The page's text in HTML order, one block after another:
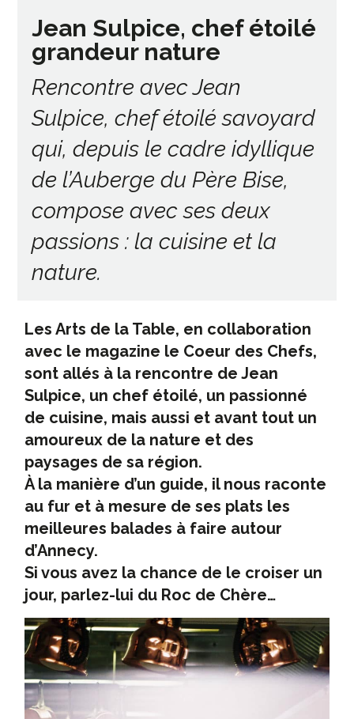
Jean Sulpice, chef étoilé
grandeur nature
Rencontre avec Jean
Sulpice, chef étoilé savoyard
qui, depuis le cadre idyllique
de l’Auberge du Père Bise,
compose avec ses deux
passions : la cuisine et la
nature.
Les Arts de la Table, en collaboration
avec le magazine le Coeur des Chefs,
sont allés à la rencontre de Jean
Sulpice, un chef étoilé, un passionné
de cuisine, mais aussi et avant tout un
amoureux de la nature et des
paysages de sa région.
À la manière d’un guide, il nous raconte
au fur et à mesure de ses plats les
meilleures balades à faire autour
d’Annecy.
Si vous avez la chance de le croiser un
jour, parlez-lui du Roc de Chère…